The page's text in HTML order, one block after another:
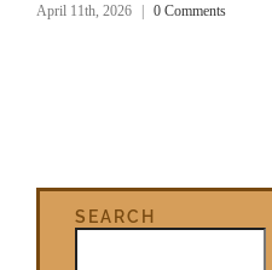
April 11th, 2026 | 0 Comments
SEARCH